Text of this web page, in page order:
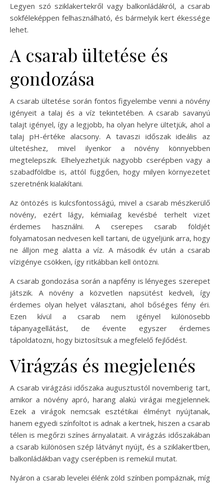
Legyen szó sziklakertekről vagy balkonládákról, a csarab
sokféleképpen felhasználható, és bármelyik kert ékessége
lehet.
A csarab ültetése és
gondozása
A csarab ültetése során fontos figyelembe venni a növény
igényeit a talaj és a víz tekintetében. A csarab savanyú
talajt igényel, így a legjobb, ha olyan helyre ültetjük, ahol a
talaj pH-értéke alacsony. A tavaszi időszak ideális az
ültetéshez, mivel ilyenkor a növény könnyebben
megtelepszik. Elhelyezhetjük nagyobb cserépben vagy a
szabadföldbe is, attól függően, hogy milyen környezetet
szeretnénk kialakítani.
Az öntözés is kulcsfontosságú, mivel a csarab mészkerülő
növény, ezért lágy, kémiailag kevésbé terhelt vizet
érdemes használni. A cserepes csarab földjét
folyamatosan nedvesen kell tartani, de ügyeljünk arra, hogy
ne álljon meg alatta a víz. A második év után a csarab
vízigénye csökken, így ritkábban kell öntözni.
A csarab gondozása során a napfény is lényeges szerepet
játszik. A növény a közvetlen napsütést kedveli, így
érdemes olyan helyet választani, ahol bőséges fény éri.
Ezen kívül a csarab nem igényel különösebb
tápanyagellátást, de évente egyszer érdemes
tápoldatozni, hogy biztosítsuk a megfelelő fejlődést.
Virágzás és megjelenés
A csarab virágzási időszaka augusztustól novemberig tart,
amikor a növény apró, harang alakú virágai megjelennek.
Ezek a virágok nemcsak esztétikai élményt nyújtanak,
hanem egyedi színfoltot is adnak a kertnek, hiszen a csarab
télen is megőrzi színes árnyalatait. A virágzás időszakában
a csarab különösen szép látványt nyújt, és a sziklakertben,
balkonládákban vagy cserépben is remekül mutat.
Nyáron a csarab levelei élénk zöld színben pompáznak, míg